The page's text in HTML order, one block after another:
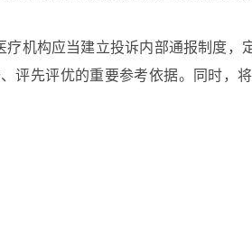
疗机构应当建立投诉内部通报制度
评先评优的重要参考依据。同时，